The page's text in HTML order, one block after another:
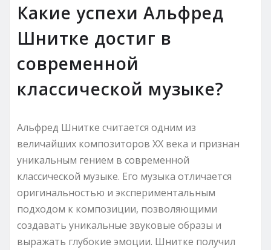
Какие успехи Альфред
Шнитке достиг в
современной
классической музыке?
Альфред Шнитке считается одним из
величайших композиторов XX века и признан
уникальным гением в современной
классической музыке. Его музыка отличается
оригинальностью и экспериментальным
подходом к композиции, позволяющими
создавать уникальные звуковые образы и
выражать глубокие эмоции. Шнитке получил